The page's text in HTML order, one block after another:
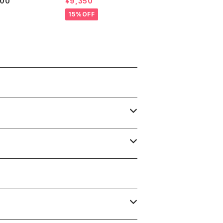
リートマーク
ACK ZIP HOOD PAR
KER ドレッセンスケー
ツスケート エリックド
15%OFF